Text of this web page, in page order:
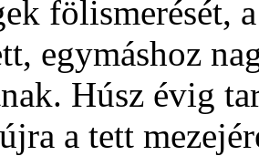
fölismerését,
egymáshoz
Húsz évig
a tett